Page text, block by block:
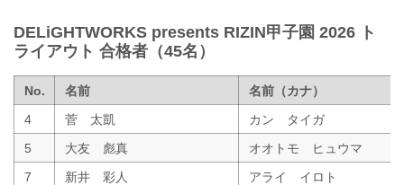
DELiGHTWORKS presents RIZIN甲子園 2026 ト
ライアウト 合格者（45名）
No. 名前
名前（カナ）
4
菅 太凱
カン タイガ
5
大友 彪真
オオトモ ヒュウマ
7
新井 彩人
アライ イロト